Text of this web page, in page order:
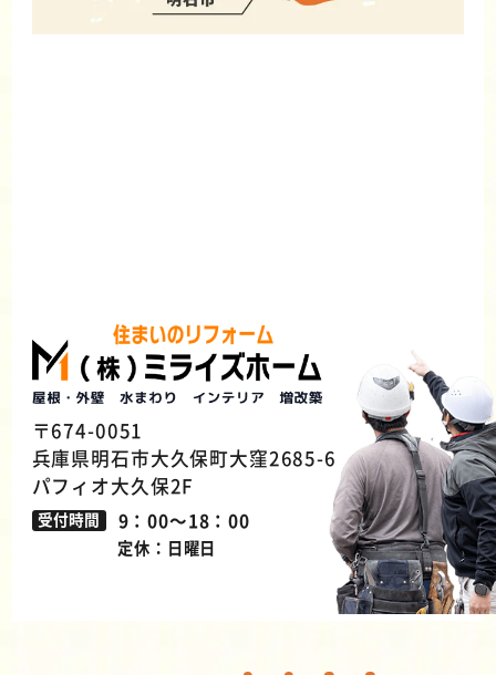
〒674-0051
兵庫県明石市大久保町大窪2685-6
パフィオ大久保2F
受付時間 9：00～18：00
定休：日曜日